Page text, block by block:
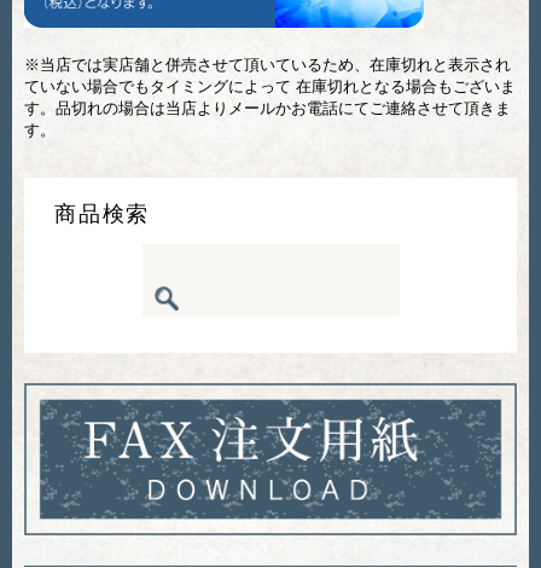
※当店では実店舗と併売させて頂いているため、在庫切れと表示され
ていない場合でもタイミングによって 在庫切れとなる場合もございま
す。品切れの場合は当店よりメールかお電話にてご連絡させて頂きま
す。
商品検索